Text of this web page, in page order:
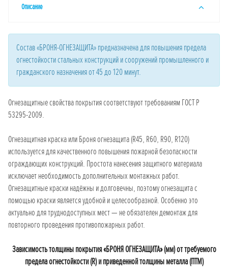
Описание
Состав «БРОНЯ-ОГНЕЗАЩИТА» предназначена для повышения предела
огнестойкости стальных конструкций и сооружений промышленного и
гражданского назначения от 45 до 120 минут.
Огнезащитные свойства покрытия соответствуют требованиям ГОСТ Р
53295-2009.
Огнезащитная краска или Броня огнезащита (R45, R60, R90, R120)
используется для качественного повышения пожарной безопасности
ограждающих конструкций. Простота нанесения защитного материала
исключает необходимость дополнительных монтажных работ.
Огнезащитные краски надёжны и долговечны, поэтому огнезащита с
помощью краски является удобной и целесообразной. Особенно это
актуально для труднодоступных мест — не обязателен демонтаж для
повторного проведения противопожарных работ.
Зависимость толщины покрытия «БРОНЯ ОГНЕЗАЩИТА» (мм) от требуемого
предела огнестойкости (R) и приведенной толщины металла (ПТМ)